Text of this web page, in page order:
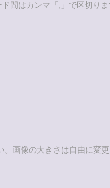
間はカンマ「,」で区切りま
画像の大きさは自由に変